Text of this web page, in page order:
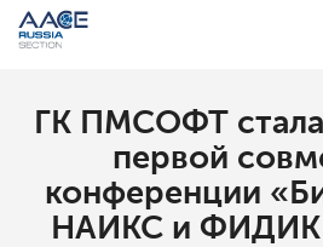
ГК ПМСОФТ
первой
конференции
НАИКС и ФИДИК